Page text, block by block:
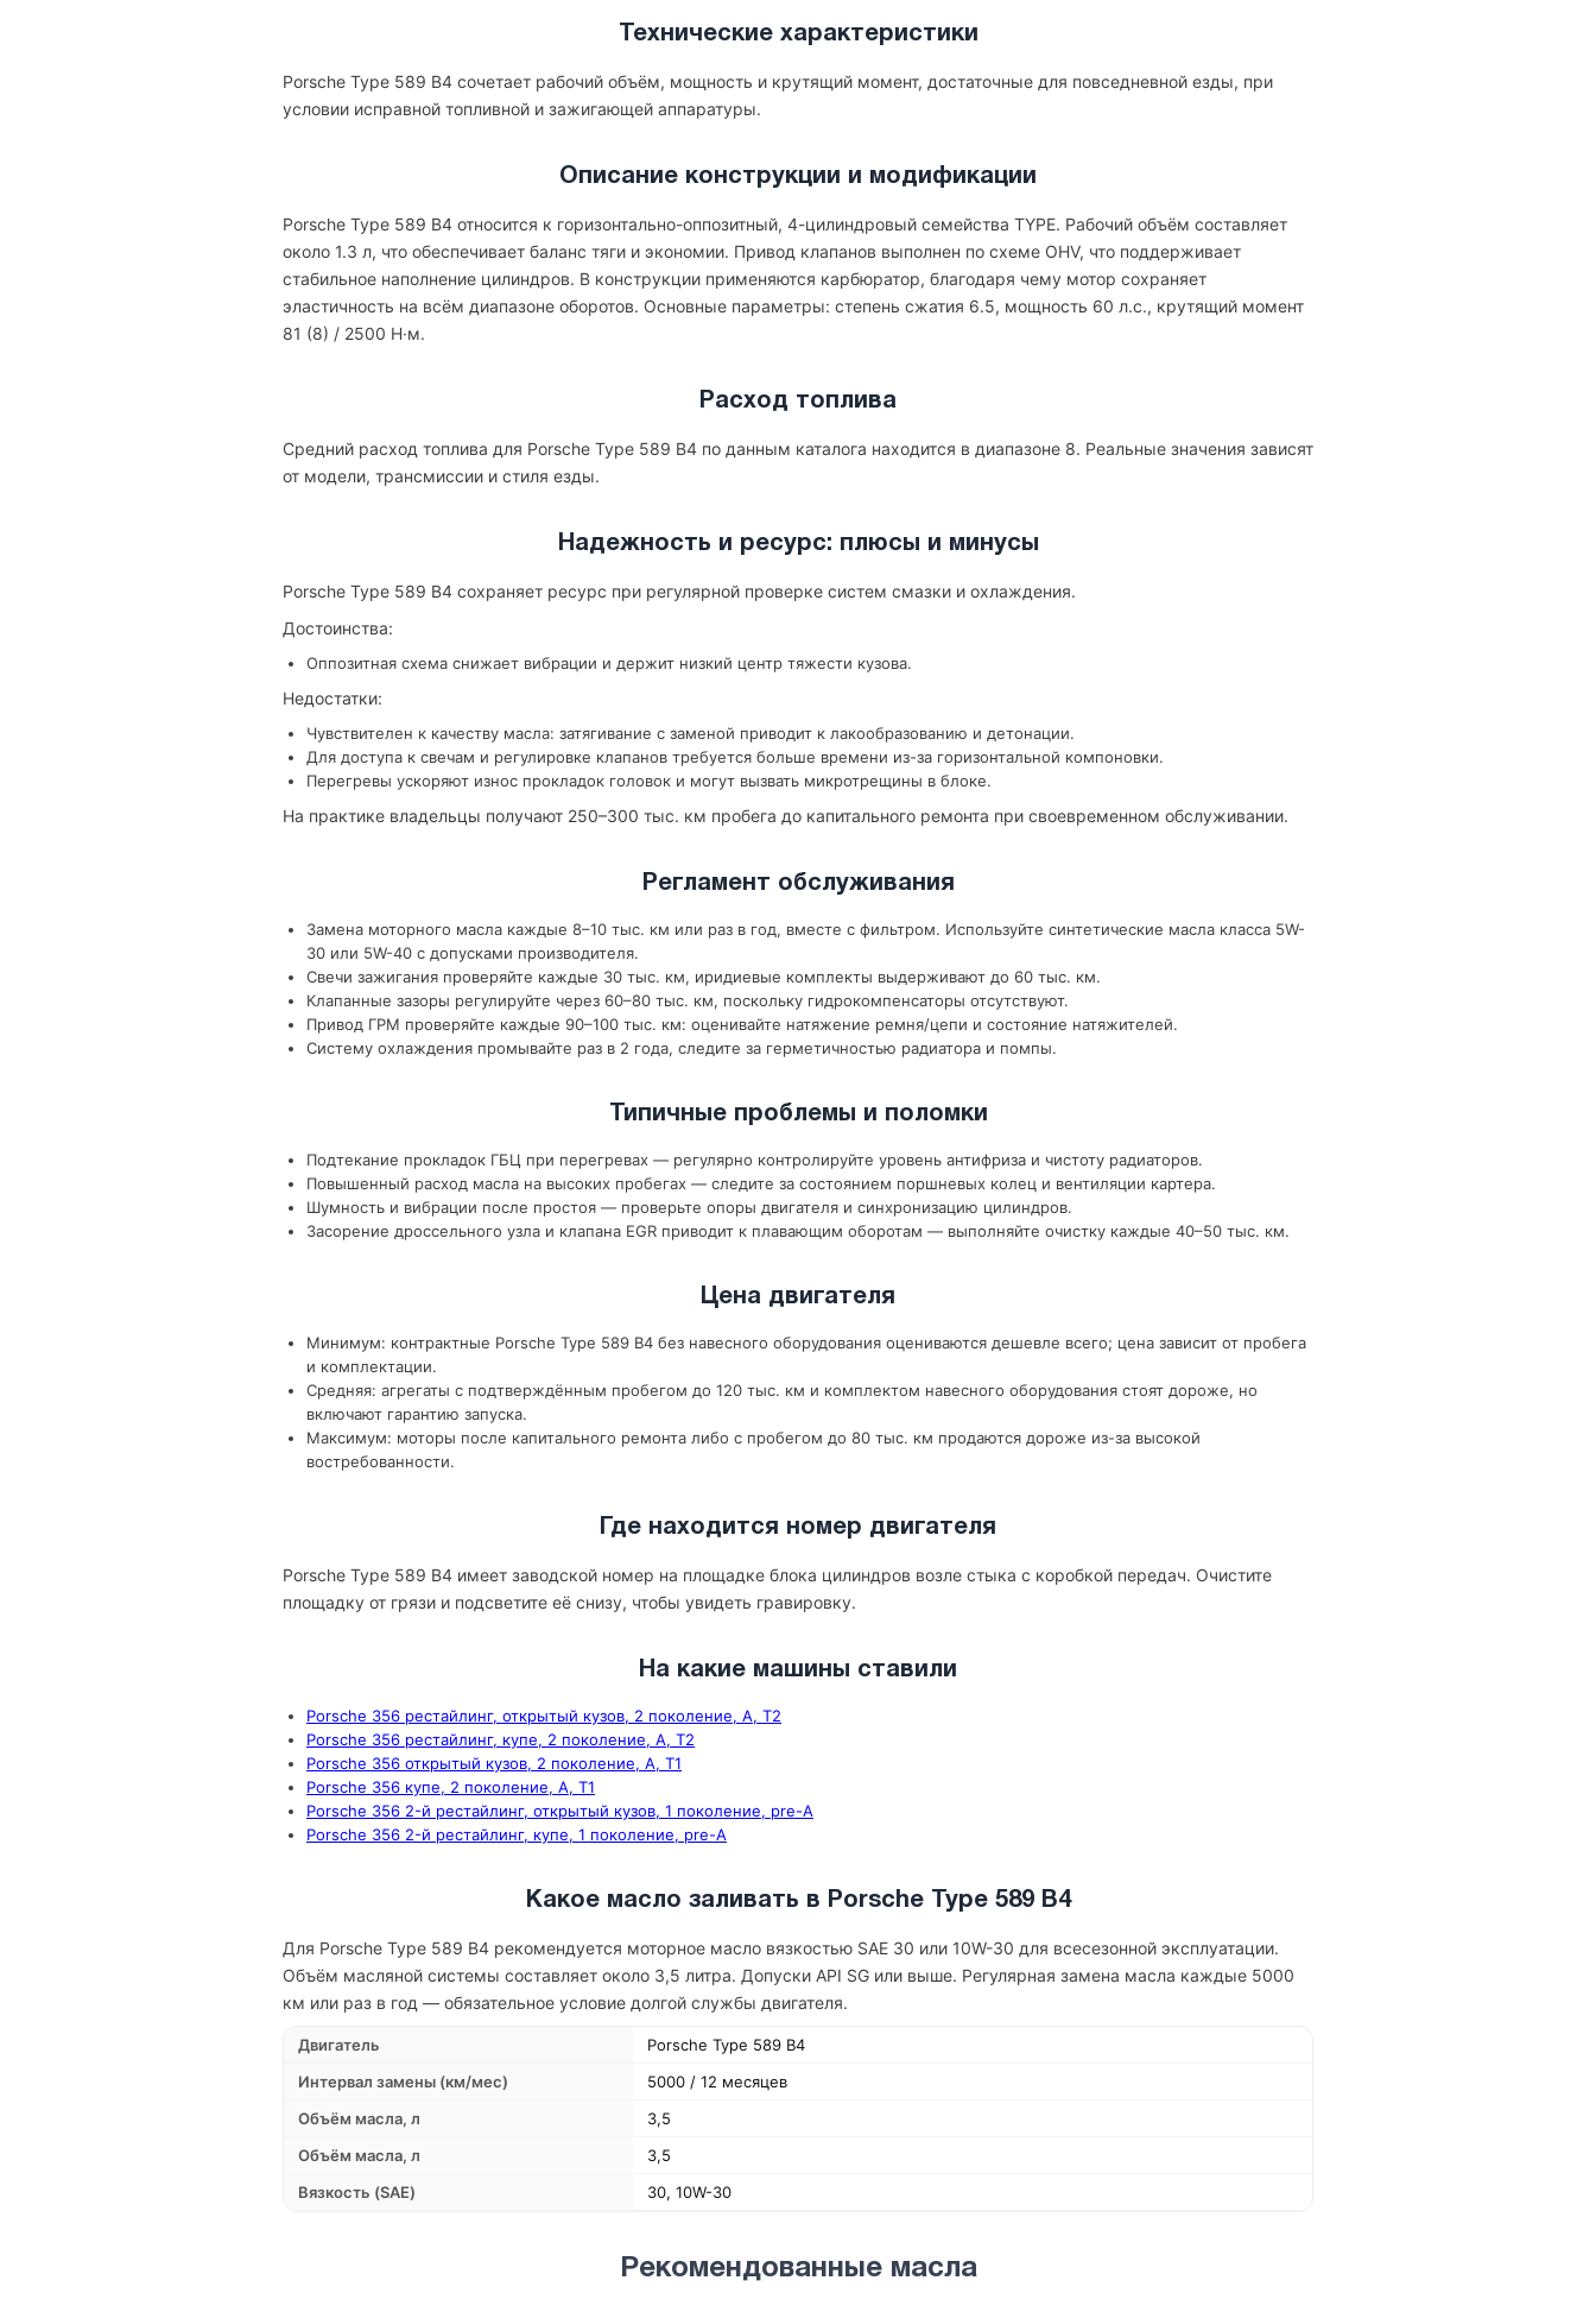
Технические характеристики
Porsche Type 589 B4 сочетает рабочий объём, мощность и крутящий момент, достаточные для повседневной езды, при
условии исправной топливной и зажигающей аппаратуры.
Описание конструкции и модификации
Porsche Type 589 B4 относится к горизонтально-оппозитный, 4-цилиндровый семейства TYPE. Рабочий объём составляет
около 1.3 л, что обеспечивает баланс тяги и экономии. Привод клапанов выполнен по схеме OHV, что поддерживает
стабильное наполнение цилиндров. В конструкции применяются карбюратор, благодаря чему мотор сохраняет
эластичность на всём диапазоне оборотов. Основные параметры: степень сжатия 6.5, мощность 60 л.с., крутящий момент
81 (8) / 2500 Н·м.
Расход топлива
Средний расход топлива для Porsche Type 589 B4 по данным каталога находится в диапазоне 8. Реальные значения зависят
от модели, трансмиссии и стиля езды.
Надежность и ресурс: плюсы и минусы
Porsche Type 589 B4 сохраняет ресурс при регулярной проверке систем смазки и охлаждения.
Достоинства:
Оппозитная схема снижает вибрации и держит низкий центр тяжести кузова.
Недостатки:
Чувствителен к качеству масла: затягивание с заменой приводит к лакообразованию и детонации.
Для доступа к свечам и регулировке клапанов требуется больше времени из-за горизонтальной компоновки.
Перегревы ускоряют износ прокладок головок и могут вызвать микротрещины в блоке.
На практике владельцы получают 250–300 тыс. км пробега до капитального ремонта при своевременном обслуживании.
Регламент обслуживания
Замена моторного масла каждые 8–10 тыс. км или раз в год, вместе с фильтром. Используйте синтетические масла класса 5W-
30 или 5W-40 с допусками производителя.
Свечи зажигания проверяйте каждые 30 тыс. км, иридиевые комплекты выдерживают до 60 тыс. км.
Клапанные зазоры регулируйте через 60–80 тыс. км, поскольку гидрокомпенсаторы отсутствуют.
Привод ГРМ проверяйте каждые 90–100 тыс. км: оценивайте натяжение ремня/цепи и состояние натяжителей.
Систему охлаждения промывайте раз в 2 года, следите за герметичностью радиатора и помпы.
Типичные проблемы и поломки
Подтекание прокладок ГБЦ при перегревах — регулярно контролируйте уровень антифриза и чистоту радиаторов.
Повышенный расход масла на высоких пробегах — следите за состоянием поршневых колец и вентиляции картера.
Шумность и вибрации после простоя — проверьте опоры двигателя и синхронизацию цилиндров.
Засорение дроссельного узла и клапана EGR приводит к плавающим оборотам — выполняйте очистку каждые 40–50 тыс. км.
Цена двигателя
Минимум: контрактные Porsche Type 589 B4 без навесного оборудования оцениваются дешевле всего; цена зависит от пробега
и комплектации.
Средняя: агрегаты с подтверждённым пробегом до 120 тыс. км и комплектом навесного оборудования стоят дороже, но
включают гарантию запуска.
Максимум: моторы после капитального ремонта либо с пробегом до 80 тыс. км продаются дороже из-за высокой
востребованности.
Где находится номер двигателя
Porsche Type 589 B4 имеет заводской номер на площадке блока цилиндров возле стыка с коробкой передач. Очистите
площадку от грязи и подсветите её снизу, чтобы увидеть гравировку.
На какие машины ставили
Porsche 356 рестайлинг, открытый кузов, 2 поколение, A, T2
Porsche 356 рестайлинг, купе, 2 поколение, A, T2
Porsche 356 открытый кузов, 2 поколение, A, T1
Porsche 356 купе, 2 поколение, A, T1
Porsche 356 2-й рестайлинг, открытый кузов, 1 поколение, pre-А
Porsche 356 2-й рестайлинг, купе, 1 поколение, pre-А
Какое масло заливать в Porsche Type 589 B4
Для Porsche Type 589 B4 рекомендуется моторное масло вязкостью SAE 30 или 10W-30 для всесезонной эксплуатации.
Объём масляной системы составляет около 3,5 литра. Допуски API SG или выше. Регулярная замена масла каждые 5000
км или раз в год — обязательное условие долгой службы двигателя.
Двигатель
Porsche Type 589 B4
Интервал замены (км/мес)
5000 / 12 месяцев
Объём масла, л
3,5
Объём масла, л
3,5
Вязкость (SAE)
30, 10W-30
Рекомендованные масла